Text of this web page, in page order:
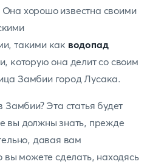
хорошо известна своими
такими как водопад
которую она делит со своим
Замбии город Лусака.
Эта статья будет
вы должны знать, прежде
давая вам
вы можете сделать, находясь